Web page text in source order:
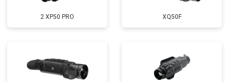
2 XP50 PRO XQ50F